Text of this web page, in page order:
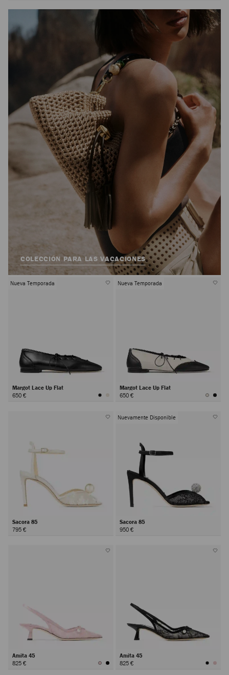
COLECCIÓN PARA LAS VACACIONES
Nueva Temporada
Margot Lace Up Flat
650 €
Nueva Temporada
Margot Lace Up Flat
650 €
Sacora 85
795 €
Nuevamente Disponible
Sacora 85
950 €
Amita 45
825 €
Amita 45
825 €